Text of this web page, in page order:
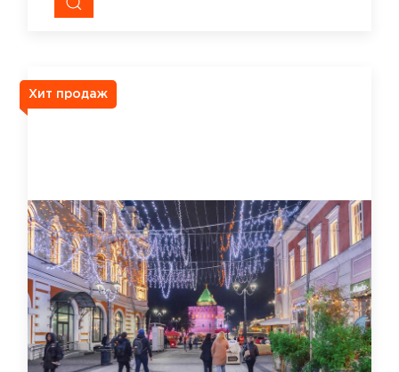
Хит продаж